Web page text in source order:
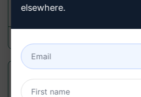
1,060
Estrai Tutte le
sull'Artista
elsewhere.